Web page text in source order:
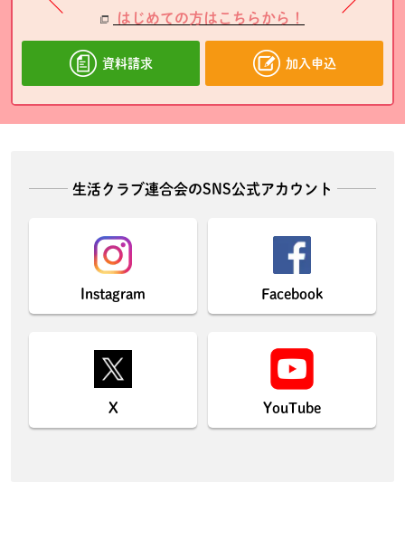
はじめての方はこちらから！
資料請求 加入申込
生活クラブ連合会のSNS公式アカウント
Instagram Facebook
X YouTube